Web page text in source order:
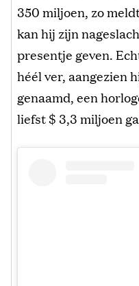
350 miljoen, zo
kan hij zijn
presentje geven.
héél ver, aangezien
genaamd, een
liefst $ 3,3 miljoen